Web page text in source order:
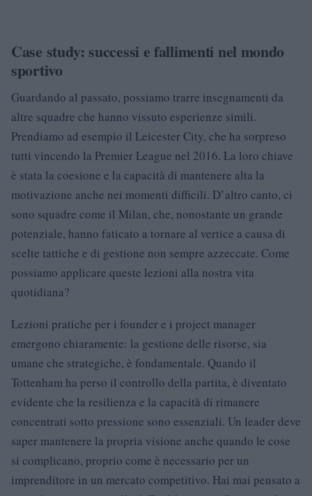
Case study: successi e fallimenti nel mondo
sportivo
Guardando al passato, possiamo trarre insegnamenti da
altre squadre che hanno vissuto esperienze simili.
Prendiamo ad esempio il Leicester City, che ha sorpreso
tutti vincendo la Premier League nel 2016. La loro chiave
è stata la coesione e la capacità di mantenere alta la
motivazione anche nei momenti difficili. D’altro canto, ci
sono squadre come il Milan, che, nonostante un grande
potenziale, hanno faticato a tornare al vertice a causa di
scelte tattiche e di gestione non sempre azzeccate. Come
possiamo applicare queste lezioni alla nostra vita
quotidiana?
Lezioni pratiche per i founder e i project manager
emergono chiaramente: la gestione delle risorse, sia
umane che strategiche, è fondamentale. Quando il
Tottenham ha perso il controllo della partita, è diventato
evidente che la resilienza e la capacità di rimanere
concentrati sotto pressione sono essenziali. Un leader deve
saper mantenere la propria visione anche quando le cose
si complicano, proprio come è necessario per un
imprenditore in un mercato competitivo. Hai mai pensato a